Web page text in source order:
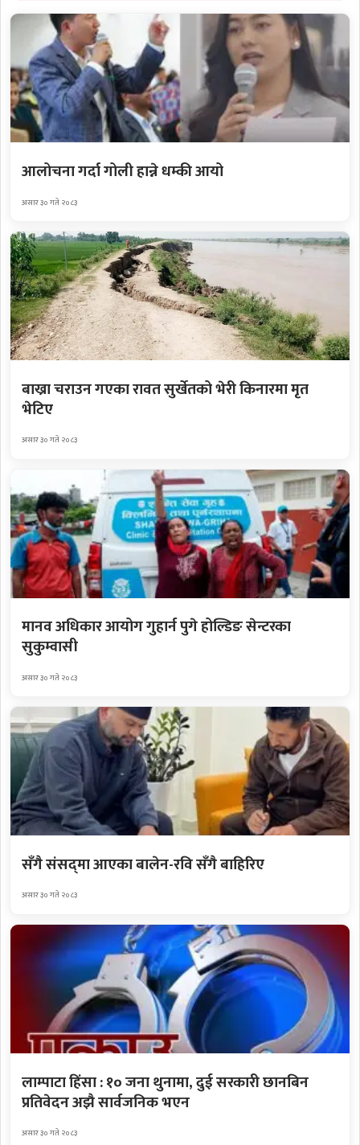
आलोचना गर्दा गोली हान्ने धम्की आयो
असार ३० गते २०८३
बाख्रा चराउन गएका रावत सुर्खेतको भेरी किनारमा मृत
भेटिए
असार ३० गते २०८३
मानव अधिकार आयोग गुहार्न पुगे होल्डिङ सेन्टरका
सुकुम्वासी
असार ३० गते २०८३
सँगै संसद्‌मा आएका बालेन-रवि सँगै बाहिरिए
असार ३० गते २०८३
लाम्पाटा हिंसा : १० जना थुनामा, दुई सरकारी छानबिन
प्रतिवेदन अझै सार्वजनिक भएन
असार ३० गते २०८३